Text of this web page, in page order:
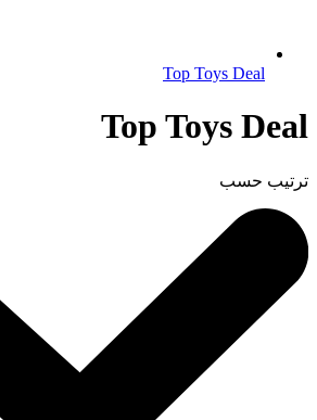
Top Toys Deal
Top Toys Deal
ترتيب حسب